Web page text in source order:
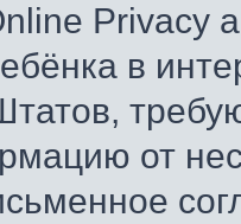
Privacy
в
от